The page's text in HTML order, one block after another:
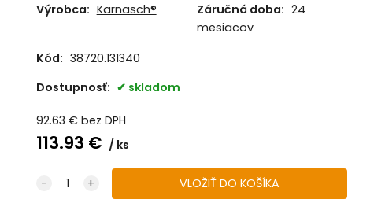
Výrobca: Karnasch® Záručná doba: 24
mesiacov
Kód: 38720.131340
Dostupnosť:
skladom
92.63 € bez DPH
113.93 € ks